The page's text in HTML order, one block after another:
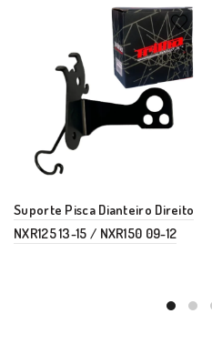
Suporte Pisca Dianteiro Direito
NXR125 13-15 / NXR150 09-12